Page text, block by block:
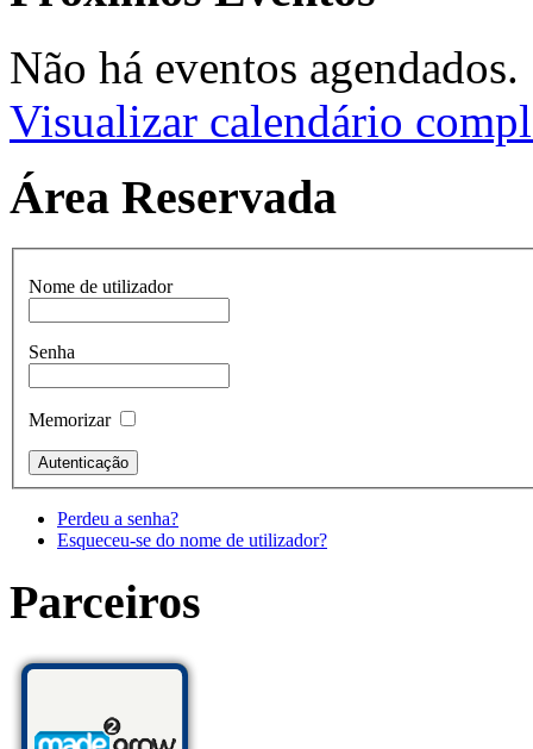
Não há eventos agendados.
Visualizar calendário
Área Reservada
Nome de utilizador
Senha
Memorizar
Perdeu a senha?
Esqueceu-se do nome de utilizador?
Parceiros